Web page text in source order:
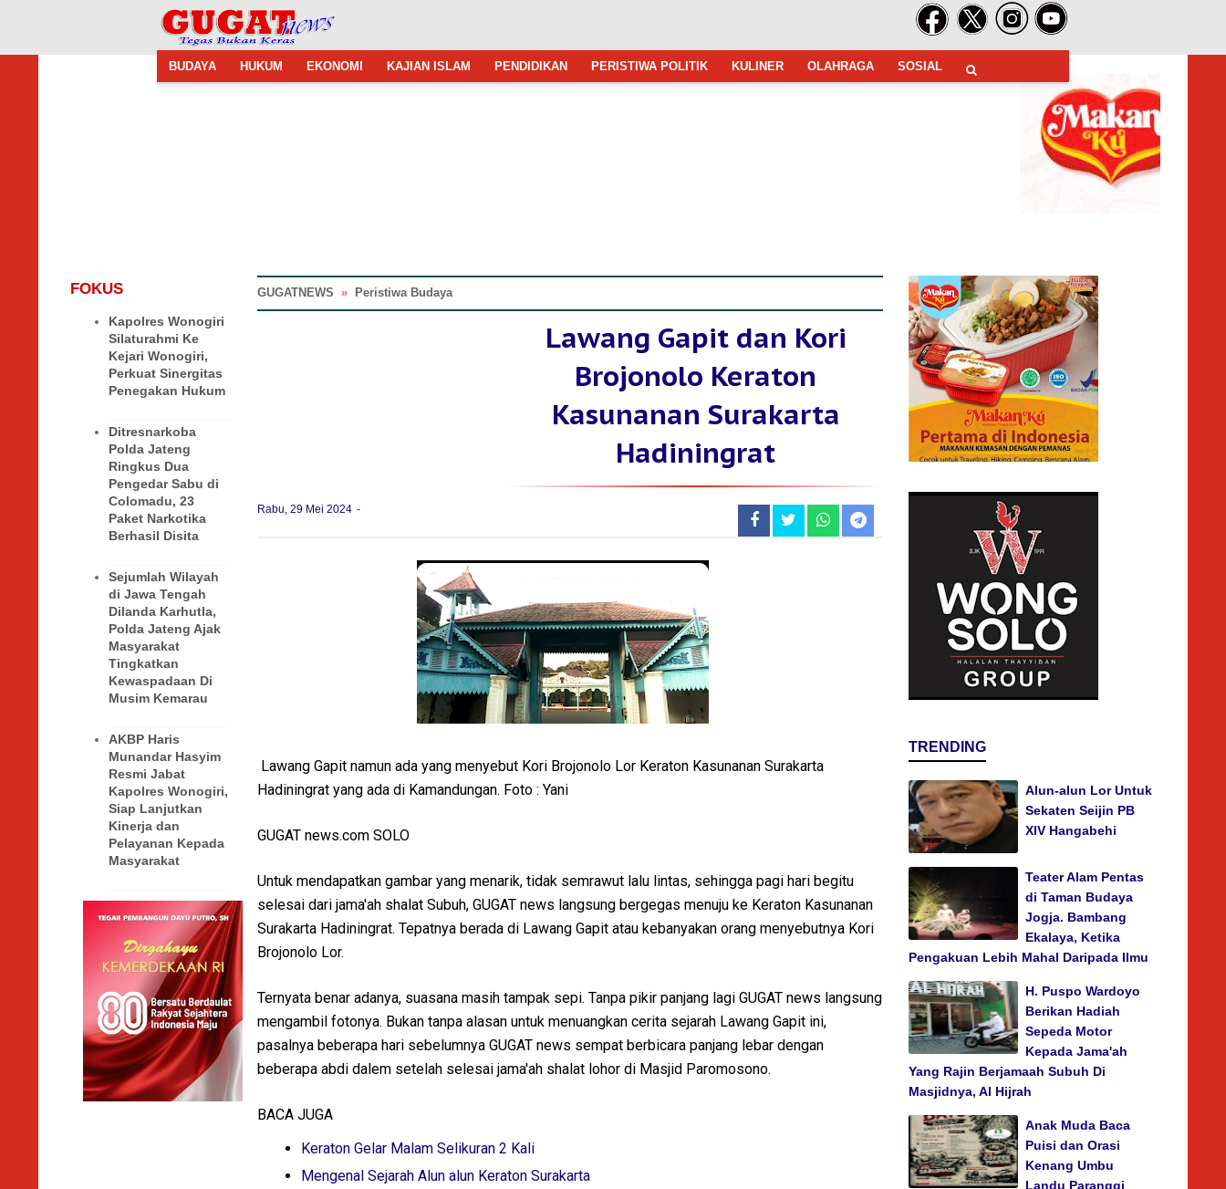
BUDAYA HUKUM EKONOMI KAJIAN ISLAM PENDIDIKAN PERISTIWA POLITIK KULINER OLAHRAGA SOSIAL
FOKUS
Kapolres Wonogiri
Silaturahmi Ke
Kejari Wonogiri,
Perkuat Sinergitas
Penegakan Hukum
Ditresnarkoba
Polda Jateng
Ringkus Dua
Pengedar Sabu di
Colomadu, 23
Paket Narkotika
Berhasil Disita
Sejumlah Wilayah
di Jawa Tengah
Dilanda Karhutla,
Polda Jateng Ajak
Masyarakat
Tingkatkan
Kewaspadaan Di
Musim Kemarau
AKBP Haris
Munandar Hasyim
Resmi Jabat
Kapolres Wonogiri,
Siap Lanjutkan
Kinerja dan
Pelayanan Kepada
Masyarakat
GUGATNEWS » Peristiwa Budaya
Lawang Gapit dan Kori
Brojonolo Keraton
Kasunanan Surakarta
Hadiningrat
Rabu, 29 Mei 2024
Lawang Gapit namun ada yang menyebut Kori Brojonolo Lor Keraton Kasunanan Surakarta
Hadiningrat yang ada di Kamandungan. Foto : Yani
GUGAT news.com SOLO
Untuk mendapatkan gambar yang menarik, tidak semrawut lalu lintas, sehingga pagi hari begitu
selesai dari jama'ah shalat Subuh, GUGAT news langsung bergegas menuju ke Keraton Kasunanan
Surakarta Hadiningrat. Tepatnya berada di Lawang Gapit atau kebanyakan orang menyebutnya Kori
Brojonolo Lor.
Ternyata benar adanya, suasana masih tampak sepi. Tanpa pikir panjang lagi GUGAT news langsung
mengambil fotonya. Bukan tanpa alasan untuk menuangkan cerita sejarah Lawang Gapit ini,
pasalnya beberapa hari sebelumnya GUGAT news sempat berbicara panjang lebar dengan
beberapa abdi dalem setelah selesai jama'ah shalat lohor di Masjid Paromosono.
BACA JUGA
Keraton Gelar Malam Selikuran 2 Kali
Mengenal Sejarah Alun alun Keraton Surakarta
TRENDING
Alun-alun Lor Untuk
Sekaten Seijin PB
XIV Hangabehi
Teater Alam Pentas
di Taman Budaya
Jogja. Bambang
Ekalaya, Ketika
Pengakuan Lebih Mahal Daripada Ilmu
H. Puspo Wardoyo
Berikan Hadiah
Sepeda Motor
Kepada Jama'ah
Yang Rajin Berjamaah Subuh Di
Masjidnya, Al Hijrah
Anak Muda Baca
Puisi dan Orasi
Kenang Umbu
Landu Paranggi